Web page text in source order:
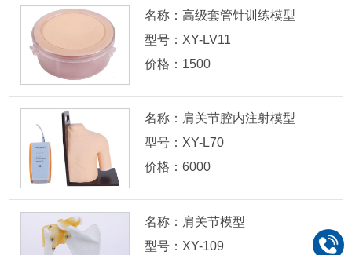
名称：高级套管针训练模型
型号：XY-LV11
价格：1500
名称：肩关节腔内注射模型
型号：XY-L70
价格：6000
名称：肩关节模型
型号：XY-109